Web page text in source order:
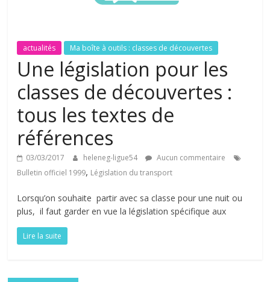
actualités Ma boîte à outils : classes de découvertes
Une législation pour les
classes de découvertes :
tous les textes de
références
03/03/2017 heleneg-ligue54
Aucun commentaire
Bulletin officiel 1999, Législation du transport
Lorsqu’on souhaite partir avec sa classe pour une nuit ou
plus, il faut garder en vue la législation spécifique aux
Lire la suite